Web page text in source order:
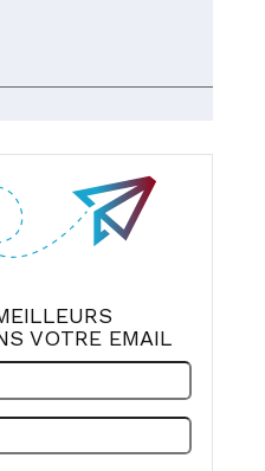
VOTRE EMAIL